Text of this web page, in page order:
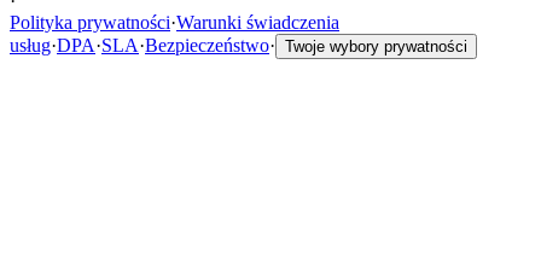
Polityka prywatności·Warunki świadczenia
usług·DPA·SLA·Bezpieczeństwo· Twoje wybory prywatności